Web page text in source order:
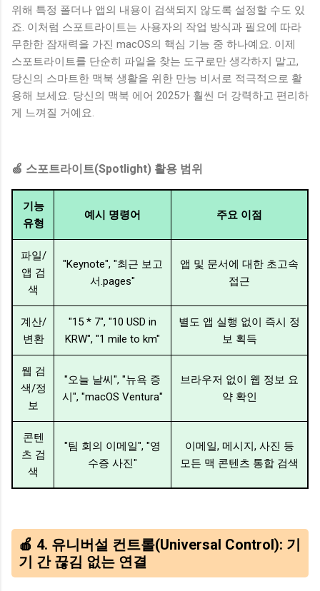
위해 특정 폴더나 앱의 내용이 검색되지 않도록 설정할 수도 있
죠. 이처럼 스포트라이트는 사용자의 작업 방식과 필요에 따라
무한한 잠재력을 가진 macOS의 핵심 기능 중 하나예요. 이제
스포트라이트를 단순히 파일을 찾는 도구로만 생각하지 말고,
당신의 스마트한 맥북 생활을 위한 만능 비서로 적극적으로 활
용해 보세요. 당신의 맥북 에어 2025가 훨씬 더 강력하고 편리하
게 느껴질 거예요.
🍏 스포트라이트(Spotlight) 활용 범위
기능
유형
예시 명령어 주요 이점
파일/
앱 검
색
"Keynote", "최근 보고
서.pages"
앱 및 문서에 대한 초고속
접근
계산/
변환
"15 * 7", "10 USD in
KRW", "1 mile to km"
별도 앱 실행 없이 즉시 정
보 획득
웹 검
색/정
보
"오늘 날씨", "뉴욕 증
시", "macOS Ventura"
브라우저 없이 웹 정보 요
약 확인
콘텐
츠 검
색
"팀 회의 이메일", "영
수증 사진"
이메일, 메시지, 사진 등
모든 맥 콘텐츠 통합 검색
🍎 4. 유니버설 컨트롤(Universal Control): 기
기 간 끊김 없는 연결